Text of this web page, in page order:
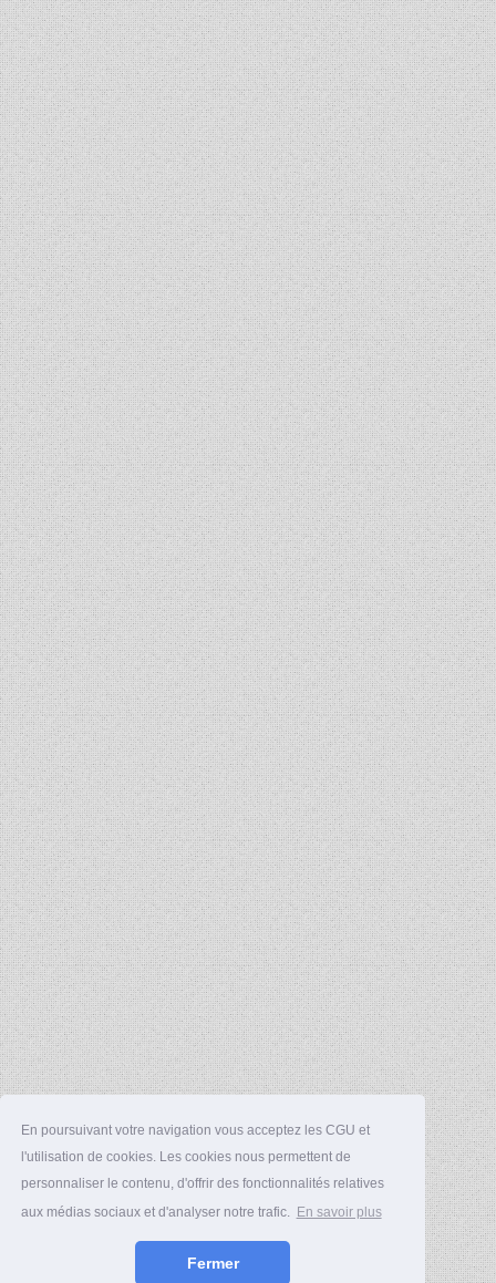
En poursuivant votre navigation vous acceptez les CGU et
l'utilisation de cookies. Les cookies nous permettent de
personnaliser le contenu, d'offrir des fonctionnalités relatives
aux médias sociaux et d'analyser notre trafic. En savoir plus
Fermer